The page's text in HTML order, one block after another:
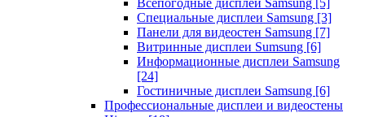
Всепогодные дисплеи Samsung [5]
Специальные дисплеи Samsung [3]
Панели для видеостен Samsung [7]
Витринные дисплеи Sumsung [6]
Информационные дисплеи Samsung
[24]
Гостиничные дисплеи Samsung [6]
Профессиональные дисплеи и видеостены